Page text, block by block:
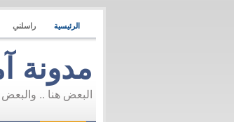
الرئيسية راسلني
مدونة
البعض هنا ..